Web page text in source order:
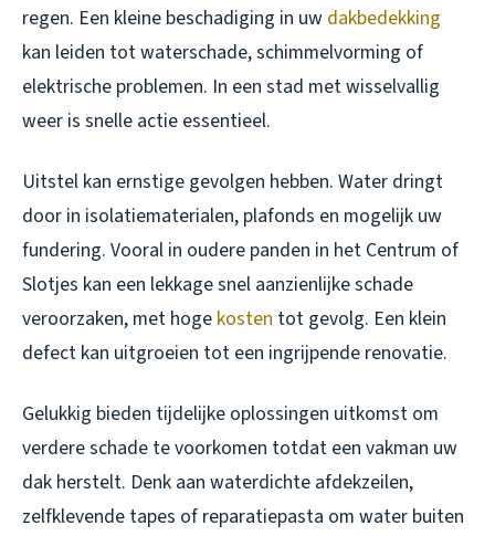
regen. Een kleine beschadiging in uw dakbedekking
kan leiden tot waterschade, schimmelvorming of
elektrische problemen. In een stad met wisselvallig
weer is snelle actie essentieel.
Uitstel kan ernstige gevolgen hebben. Water dringt
door in isolatiematerialen, plafonds en mogelijk uw
fundering. Vooral in oudere panden in het Centrum of
Slotjes kan een lekkage snel aanzienlijke schade
veroorzaken, met hoge kosten tot gevolg. Een klein
defect kan uitgroeien tot een ingrijpende renovatie.
Gelukkig bieden tijdelijke oplossingen uitkomst om
verdere schade te voorkomen totdat een vakman uw
dak herstelt. Denk aan waterdichte afdekzeilen,
zelfklevende tapes of reparatiepasta om water buiten